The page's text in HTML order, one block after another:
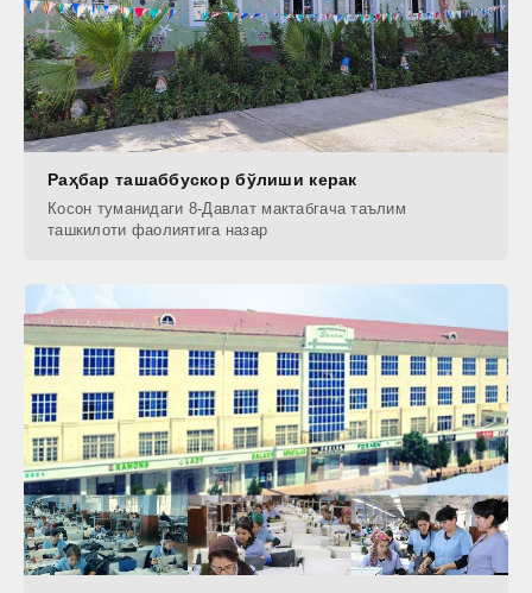
Раҳбар ташаббускор бўлиши керак
Косон туманидаги 8-Давлат мактабгача таълим
ташкилоти фаолиятига назар